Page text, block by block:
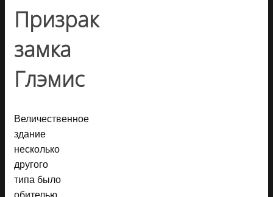
Призрак
замка
Глэмис
Величественное
здание
несколько
другого
типа было